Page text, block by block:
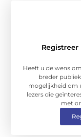
Heeft u de wens
breder
mogelijkheid om
lezers die
met